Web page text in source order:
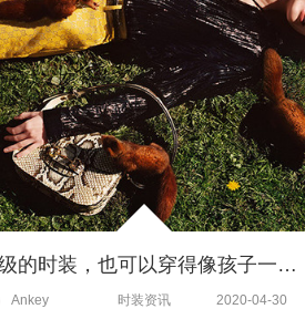
高级的时装，也可以穿得像孩子一样天真！
Ankey 时装资讯 2020-04-30